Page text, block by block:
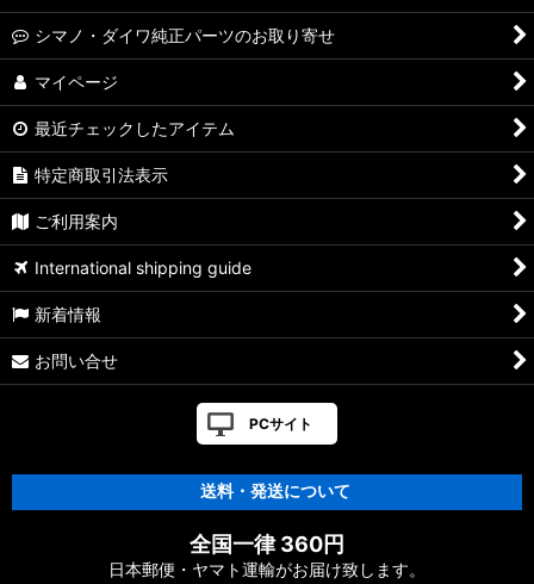
シマノ・ダイワ純正パーツのお取り寄せ
マイページ
最近チェックしたアイテム
特定商取引法表示
ご利用案内
International shipping guide
新着情報
お問い合せ
PCサイト
送料・発送について
全国一律 360円
日本郵便・ヤマト運輸がお届け致します。